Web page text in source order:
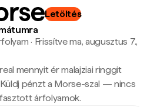
Letöltés
· Frissítve ma, augusztus 7.,
mennyit ér malajziai ringgit
pénzt a Morse-szal — nincs
árfolyamok.